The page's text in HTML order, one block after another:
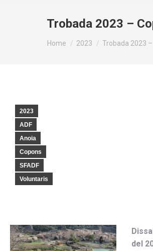
Trobada 2023 –
You are here:
Home 2023 Trobada 2023
2023
ADF
Anoia
Copons
SFADF
Voluntaris
del